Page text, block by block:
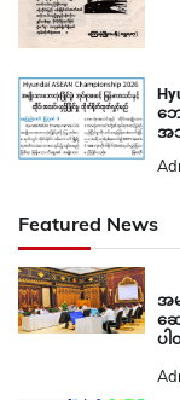
ဘ
အ
Featured News
အမ
ဆ
ပ